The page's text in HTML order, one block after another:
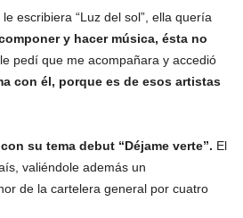
escribiera “Luz del sol”, ella quería
y hacer música, ésta no
pedí que me acompañara y accedió
con él, porque es de esos artistas
su tema debut “Déjame verte”. El
valiéndole además un
de la cartelera general por cuatro